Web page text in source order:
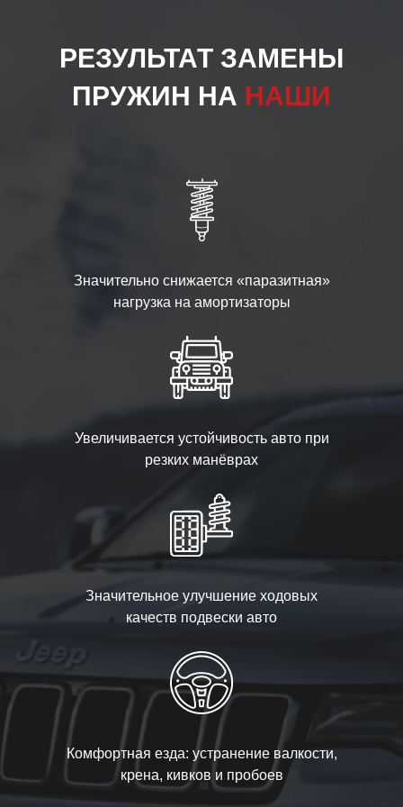
РЕЗУЛЬТАТ ЗАМЕНЫ
ПРУЖИН НА НАШИ
Значительно снижается «паразитная»
нагрузка на амортизаторы
Увеличивается устойчивость авто при
резких манёврах
Значительное улучшение ходовых
качеств подвески авто
Комфортная езда: устранение валкости,
крена, кивков и пробоев